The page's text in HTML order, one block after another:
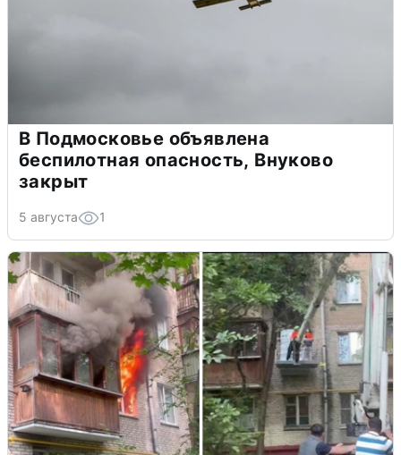
В Подмосковье объявлена
беспилотная опасность, Внуково
закрыт
5 августа 1